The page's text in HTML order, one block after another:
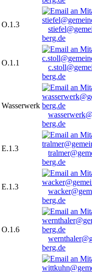
O.1.3
berg.de
O.1.1
berg.de
Wasserwerk
berg.de
E.1.3
berg.de
E.1.3
berg.de
O.1.6
berg.de